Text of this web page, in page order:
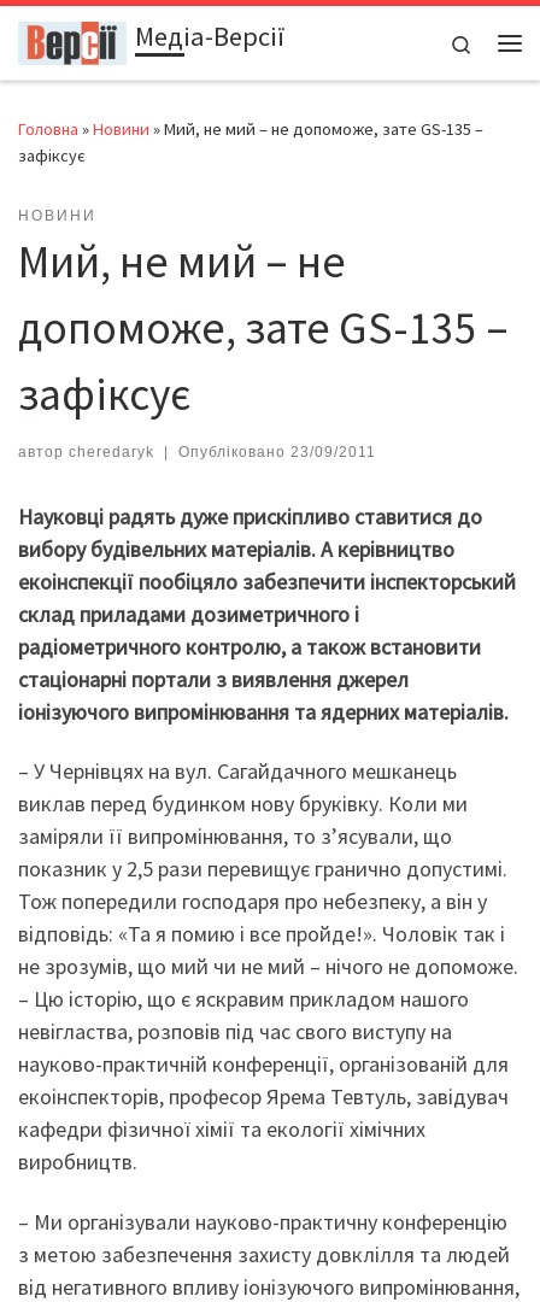
Перейти до вмістуМедіа-Версії
Search
Головна »Новини »Мий, не мий – не допоможе, зате GS-135 –
зафіксує
НОВИНИ
Мий, не мий – не
допоможе, зате GS-135 –
зафіксує
автор cheredaryk | Опубліковано 23/09/2011
Науковці радять дуже прискіпливо ставитися до
вибору будівельних матеріалів. А керівництво
екоінспекції пообіцяло забезпечити інспекторський
склад приладами дозиметричного і
радіометричного контролю, а також встановити
стаціонарні портали з виявлення джерел
іонізуючого випромінювання та ядерних матеріалів.
– У Чернівцях на вул. Сагайдачного мешканець
виклав перед будинком нову бруківку. Коли ми
заміряли її випромінювання, то з’ясували, що
показник у 2,5 рази перевищує гранично допустимі.
Тож попередили господаря про небезпеку, а він у
відповідь: «Та я помию і все пройде!». Чоловік так і
не зрозумів, що мий чи не мий – нічого не допоможе.
– Цю історію, що є яскравим прикладом нашого
невігластва, розповів під час свого виступу на
науково-практичній конференції, організованій для
екоінспекторів, професор Ярема Тевтуль, завідувач
кафедри фізичної хімії та екології хімічних
виробництв.
– Ми організували науково-практичну конференцію
з метою забезпечення захисту довклілля та людей
від негативного впливу іонізуючого випромінювання,